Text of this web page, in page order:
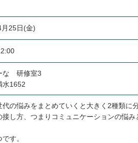
25日(金)
な 研修室3
水1652
代の悩みをまとめていくと大きく2種類に
接し方、つまりコミュニケーションの悩
す。